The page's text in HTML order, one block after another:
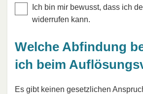
Ich bin mir bewusst, dass ich
widerrufen kann.
Welche Abfindung
ich beim
Es gibt keinen gesetzlichen